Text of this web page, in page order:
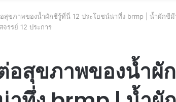
สุขภาพของน้ำผักชีรู้ที่นี่ 12 ประโยชน์น่าทึ่ง brmp | น้ำผักชี
รรย์ 12 ประการ
อสุขภาพของน้ำผั